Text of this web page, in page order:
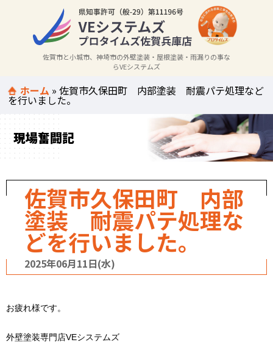
佐賀市と小城市、神埼市の外壁塗装・屋根塗装・雨漏りの事な
らVEシステムズ
ホーム »佐賀市久保田町 内部塗装 耐震パテ処理など
を行いました。
現場奮闘記
佐賀市久保田町 内部
塗装 耐震パテ処理な
どを行いました。
2025年06月11日(水)
お疲れ様です。
外壁塗装専門店VEシステムズ